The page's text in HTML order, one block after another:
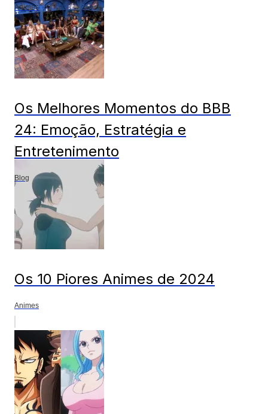
Animes
Os Melhores Momentos do BBB
24: Emoção, Estratégia e
Entretenimento
Blog
Os 10 Piores Animes de 2024
Animes